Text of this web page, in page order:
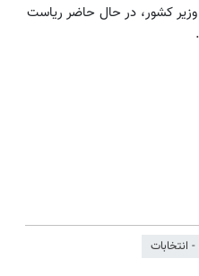
کشور، در حال حاضر ریاست